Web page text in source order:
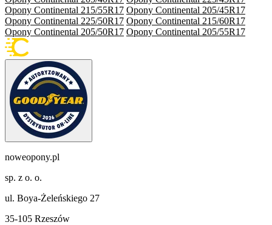
Opony Continental 215/55R17 Opony Continental 205/45R17
Opony Continental 225/50R17 Opony Continental 215/60R17
Opony Continental 205/50R17 Opony Continental 205/55R17
noweopony.pl
sp. z o. o.
ul. Boya-Żeleńskiego 27
35-105 Rzeszów